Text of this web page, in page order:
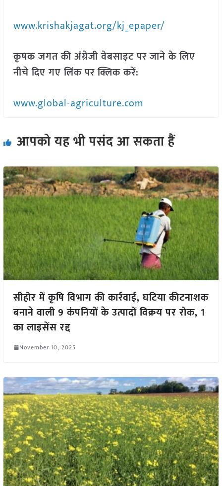
www.krishakjagat.org/kj_epaper/
कृषक जगत की अंग्रेजी वेबसाइट पर जाने के लिए
नीचे दिए गए लिंक पर क्लिक करें:
www.global-agriculture.com
आपको यह भी पसंद आ सकता हैं
सीहोर में कृषि विभाग की कार्रवाई, घटिया कीटनाशक
बनाने वाली 9 कंपनियों के उत्पादों विक्रय पर रोक, 1
का लाइसेंस रद्द
November 10, 2025